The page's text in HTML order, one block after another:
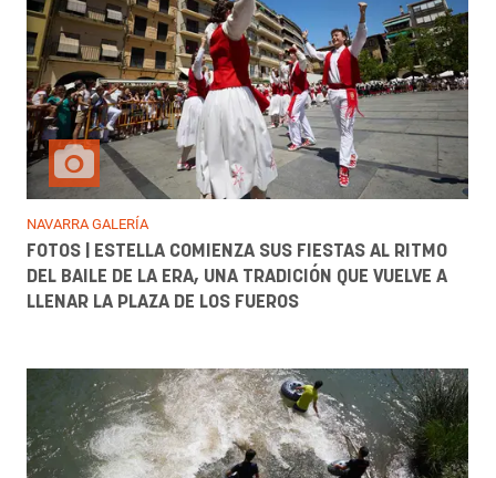
NAVARRA GALERÍA
FOTOS | ESTELLA COMIENZA SUS FIESTAS AL RITMO
DEL BAILE DE LA ERA, UNA TRADICIÓN QUE VUELVE A
LLENAR LA PLAZA DE LOS FUEROS